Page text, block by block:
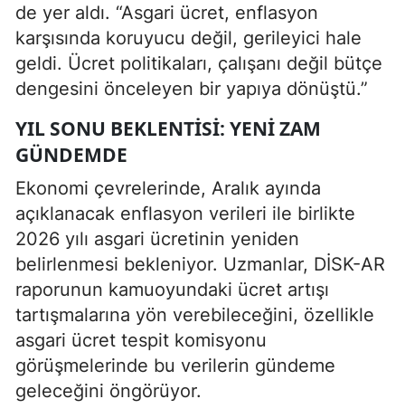
de yer aldı. “Asgari ücret, enflasyon
karşısında koruyucu değil, gerileyici hale
geldi. Ücret politikaları, çalışanı değil bütçe
dengesini önceleyen bir yapıya dönüştü.”
YIL SONU BEKLENTISI: YENI ZAM
GÜNDEMDE
Ekonomi çevrelerinde, Aralık ayında
açıklanacak enflasyon verileri ile birlikte
2026 yılı asgari ücretinin yeniden
belirlenmesi bekleniyor. Uzmanlar, DİSK-AR
raporunun kamuoyundaki ücret artışı
tartışmalarına yön verebileceğini, özellikle
asgari ücret tespit komisyonu
görüşmelerinde bu verilerin gündeme
geleceğini öngörüyor.